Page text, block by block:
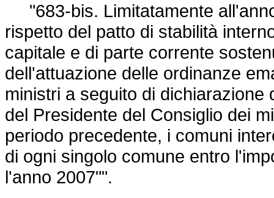
"683-bis. Limitatamente
rispetto del patto di stabilità
capitale e di parte corrente
dell'attuazione delle ordinanze
ministri a seguito di
del Presidente del Consiglio dei
periodo precedente, i comuni
di ogni singolo comune entro
l'anno 2007"".